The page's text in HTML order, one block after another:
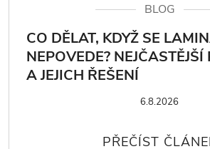
BLOG
CO DĚLAT, KDYŽ SE
NEPOVEDE?
A JEJICH ŘEŠENÍ
6.8.2026